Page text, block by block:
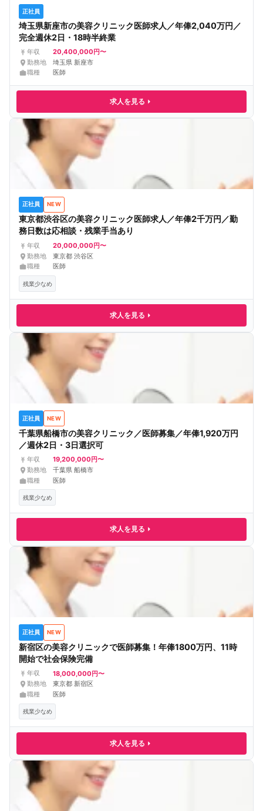
正社員
埼玉県新座市の美容クリニック医師求人／年俸2,040万円／
完全週休2日・18時半終業
年収 20,400,000円〜
勤務地
埼玉県 新座市
職種
医師
求人を見る
正社員 NEW
東京都渋谷区の美容クリニック医師求人／年俸2千万円／勤
務日数は応相談・残業手当あり
年収 20,000,000円〜
勤務地
東京都 渋谷区
職種
医師
残業少なめ
求人を見る
正社員 NEW
千葉県船橋市の美容クリニック／医師募集／年俸1,920万円
／週休2日・3日選択可
年収 19,200,000円〜
勤務地
千葉県 船橋市
職種
医師
残業少なめ
求人を見る
正社員 NEW
新宿区の美容クリニックで医師募集！年俸1800万円、11時
開始で社会保険完備
年収 18,000,000円〜
勤務地
東京都 新宿区
職種
医師
残業少なめ
求人を見る